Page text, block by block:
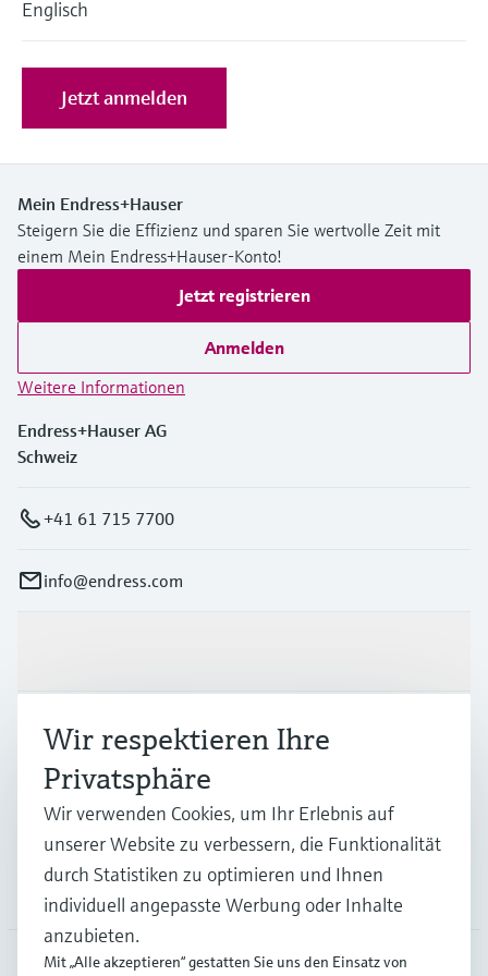
Device Viewer
Produktspezifische Informationen und
Dokumente finden
Ersatzteile anhand von Produktwurzel,
Füllstandsmessung
Füllstandsmessung Druck
Alle ansehen
Analysatoren für Härte, Eisen,
Aluminium & Chromat
Prozessphotometer
Mikrowellentransmission
Memosens-Technologie
Alle ansehen
Englisch
Jetzt anmelden
Mein Endress+Hauser
Steigern Sie die Effizienz und sparen Sie wertvolle Zeit mit
einem Mein Endress+Hauser-Konto!
Jetzt registrieren
Anmelden
Weitere Informationen
Endress+Hauser AG
Schweiz
+41 61 715 7700
info@endress.com
Branchen
Support
Wir respektieren Ihre
Privatsphäre
Wir verwenden Cookies, um Ihr Erlebnis auf
unserer Website zu verbessern, die Funktionalität
durch Statistiken zu optimieren und Ihnen
individuell angepasste Werbung oder Inhalte
anzubieten.
Mit „Alle akzeptieren“ gestatten Sie uns den Einsatz von